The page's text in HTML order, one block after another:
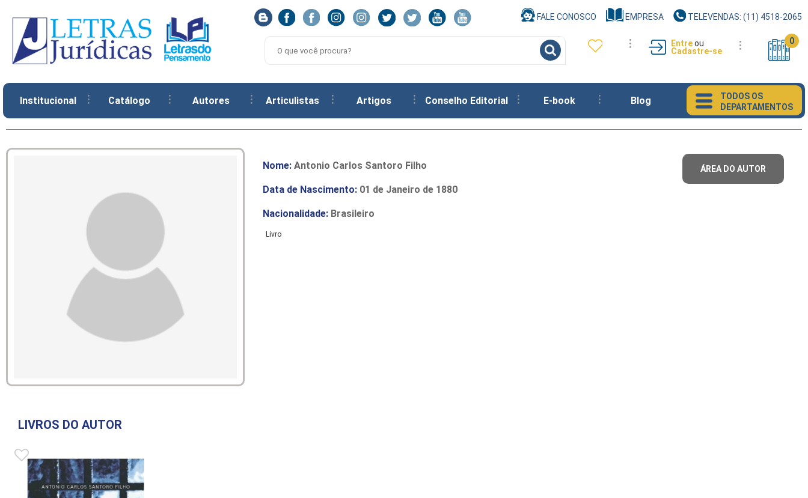
FALE CONOSCO EMPRESA TELEVENDAS: (11) 4518-2065
Entreou
Cadastre-se
0
Institucional Catálogo Autores Articulistas Artigos Conselho Editorial E-book Blog
TODOS OS
DEPARTAMENTOS
ÁREA DO AUTOR
Nome:Antonio Carlos Santoro Filho
Data de Nascimento: 01 de Janeiro de 1880
Nacionalidade: Brasileiro
Livro
LIVROS DO AUTOR